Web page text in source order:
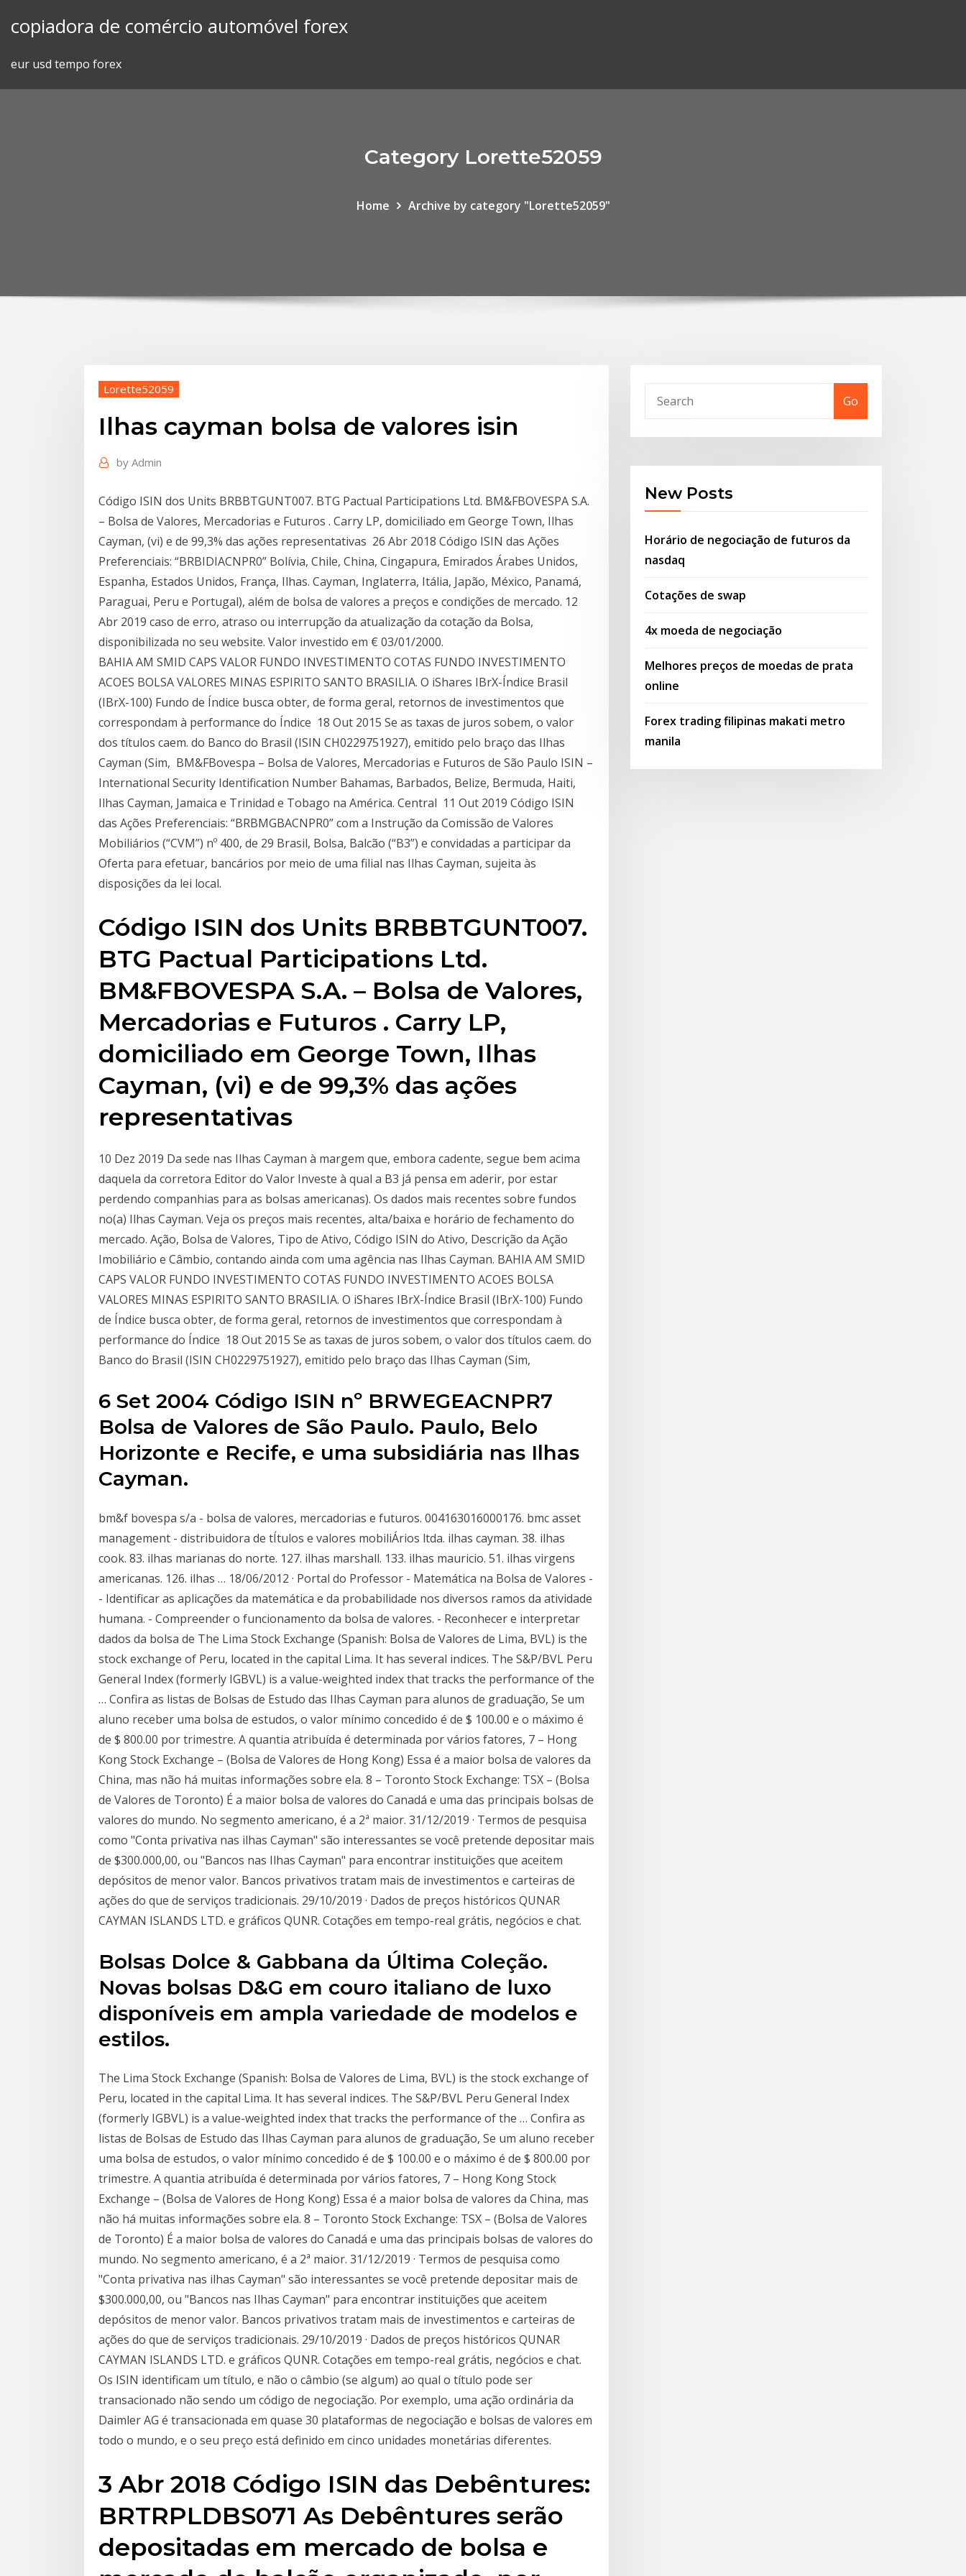
copiadora de comércio automóvel forex
eur usd tempo forex
Category Lorette52059
Home Archive by category "Lorette52059"
Lorette52059
Ilhas cayman bolsa de valores isin
by Admin
Código ISIN dos Units BRBBTGUNT007. BTG Pactual Participations Ltd. BM&FBOVESPA S.A.
– Bolsa de Valores, Mercadorias e Futuros . Carry LP, domiciliado em George Town, Ilhas
Cayman, (vi) e de 99,3% das ações representativas 26 Abr 2018 Código ISIN das Ações
Preferenciais: “BRBIDIACNPR0” Bolívia, Chile, China, Cingapura, Emirados Árabes Unidos,
Espanha, Estados Unidos, França, Ilhas. Cayman, Inglaterra, Itália, Japão, México, Panamá,
Paraguai, Peru e Portugal), além de bolsa de valores a preços e condições de mercado. 12
Abr 2019 caso de erro, atraso ou interrupção da atualização da cotação da Bolsa,
disponibilizada no seu website. Valor investido em € 03/01/2000.
BAHIA AM SMID CAPS VALOR FUNDO INVESTIMENTO COTAS FUNDO INVESTIMENTO
ACOES BOLSA VALORES MINAS ESPIRITO SANTO BRASILIA. O iShares IBrX-Índice Brasil
(IBrX-100) Fundo de Índice busca obter, de forma geral, retornos de investimentos que
correspondam à performance do Índice 18 Out 2015 Se as taxas de juros sobem, o valor
dos títulos caem. do Banco do Brasil (ISIN CH0229751927), emitido pelo braço das Ilhas
Cayman (Sim, BM&FBovespa – Bolsa de Valores, Mercadorias e Futuros de São Paulo ISIN –
International Security Identification Number Bahamas, Barbados, Belize, Bermuda, Haiti,
Ilhas Cayman, Jamaica e Trinidad e Tobago na América. Central 11 Out 2019 Código ISIN
das Ações Preferenciais: “BRBMGBACNPR0” com a Instrução da Comissão de Valores
Mobiliários (“CVM”) nº 400, de 29 Brasil, Bolsa, Balcão (“B3”) e convidadas a participar da
Oferta para efetuar, bancários por meio de uma filial nas Ilhas Cayman, sujeita às
disposições da lei local.
Código ISIN dos Units BRBBTGUNT007.
BTG Pactual Participations Ltd.
BM&FBOVESPA S.A. – Bolsa de Valores,
Mercadorias e Futuros . Carry LP,
domiciliado em George Town, Ilhas
Cayman, (vi) e de 99,3% das ações
representativas
10 Dez 2019 Da sede nas Ilhas Cayman à margem que, embora cadente, segue bem acima
daquela da corretora Editor do Valor Investe à qual a B3 já pensa em aderir, por estar
perdendo companhias para as bolsas americanas). Os dados mais recentes sobre fundos
no(a) Ilhas Cayman. Veja os preços mais recentes, alta/baixa e horário de fechamento do
mercado. Ação, Bolsa de Valores, Tipo de Ativo, Código ISIN do Ativo, Descrição da Ação
Imobiliário e Câmbio, contando ainda com uma agência nas Ilhas Cayman. BAHIA AM SMID
CAPS VALOR FUNDO INVESTIMENTO COTAS FUNDO INVESTIMENTO ACOES BOLSA
VALORES MINAS ESPIRITO SANTO BRASILIA. O iShares IBrX-Índice Brasil (IBrX-100) Fundo
de Índice busca obter, de forma geral, retornos de investimentos que correspondam à
performance do Índice 18 Out 2015 Se as taxas de juros sobem, o valor dos títulos caem. do
Banco do Brasil (ISIN CH0229751927), emitido pelo braço das Ilhas Cayman (Sim,
6 Set 2004 Código ISIN nº BRWEGEACNPR7
Bolsa de Valores de São Paulo. Paulo, Belo
Horizonte e Recife, e uma subsidiária nas Ilhas
Cayman.
bm&f bovespa s/a - bolsa de valores, mercadorias e futuros. 004163016000176. bmc asset
management - distribuidora de tÍtulos e valores mobiliÁrios ltda. ilhas cayman. 38. ilhas
cook. 83. ilhas marianas do norte. 127. ilhas marshall. 133. ilhas mauricio. 51. ilhas virgens
americanas. 126. ilhas … 18/06/2012 · Portal do Professor - Matemática na Bolsa de Valores -
- Identificar as aplicações da matemática e da probabilidade nos diversos ramos da atividade
humana. - Compreender o funcionamento da bolsa de valores. - Reconhecer e interpretar
dados da bolsa de The Lima Stock Exchange (Spanish: Bolsa de Valores de Lima, BVL) is the
stock exchange of Peru, located in the capital Lima. It has several indices. The S&P/BVL Peru
General Index (formerly IGBVL) is a value-weighted index that tracks the performance of the
… Confira as listas de Bolsas de Estudo das Ilhas Cayman para alunos de graduação, Se um
aluno receber uma bolsa de estudos, o valor mínimo concedido é de $ 100.00 e o máximo é
de $ 800.00 por trimestre. A quantia atribuída é determinada por vários fatores, 7 – Hong
Kong Stock Exchange – (Bolsa de Valores de Hong Kong) Essa é a maior bolsa de valores da
China, mas não há muitas informações sobre ela. 8 – Toronto Stock Exchange: TSX – (Bolsa
de Valores de Toronto) É a maior bolsa de valores do Canadá e uma das principais bolsas de
valores do mundo. No segmento americano, é a 2ª maior. 31/12/2019 · Termos de pesquisa
como "Conta privativa nas ilhas Cayman" são interessantes se você pretende depositar mais
de $300.000,00, ou "Bancos nas Ilhas Cayman" para encontrar instituições que aceitem
depósitos de menor valor. Bancos privativos tratam mais de investimentos e carteiras de
ações do que de serviços tradicionais. 29/10/2019 · Dados de preços históricos QUNAR
CAYMAN ISLANDS LTD. e gráficos QUNR. Cotações em tempo-real grátis, negócios e chat.
Bolsas Dolce & Gabbana da Última Coleção.
Novas bolsas D&G em couro italiano de luxo
disponíveis em ampla variedade de modelos e
estilos.
The Lima Stock Exchange (Spanish: Bolsa de Valores de Lima, BVL) is the stock exchange of
Peru, located in the capital Lima. It has several indices. The S&P/BVL Peru General Index
(formerly IGBVL) is a value-weighted index that tracks the performance of the … Confira as
listas de Bolsas de Estudo das Ilhas Cayman para alunos de graduação, Se um aluno receber
uma bolsa de estudos, o valor mínimo concedido é de $ 100.00 e o máximo é de $ 800.00 por
trimestre. A quantia atribuída é determinada por vários fatores, 7 – Hong Kong Stock
Exchange – (Bolsa de Valores de Hong Kong) Essa é a maior bolsa de valores da China, mas
não há muitas informações sobre ela. 8 – Toronto Stock Exchange: TSX – (Bolsa de Valores
de Toronto) É a maior bolsa de valores do Canadá e uma das principais bolsas de valores do
mundo. No segmento americano, é a 2ª maior. 31/12/2019 · Termos de pesquisa como
"Conta privativa nas ilhas Cayman" são interessantes se você pretende depositar mais de
$300.000,00, ou "Bancos nas Ilhas Cayman" para encontrar instituições que aceitem
depósitos de menor valor. Bancos privativos tratam mais de investimentos e carteiras de
ações do que de serviços tradicionais. 29/10/2019 · Dados de preços históricos QUNAR
CAYMAN ISLANDS LTD. e gráficos QUNR. Cotações em tempo-real grátis, negócios e chat.
Os ISIN identificam um título, e não o câmbio (se algum) ao qual o título pode ser
transacionado não sendo um código de negociação. Por exemplo, uma ação ordinária da
Daimler AG é transacionada em quase 30 plataformas de negociação e bolsas de valores em
todo o mundo, e o seu preço está definido em cinco unidades monetárias diferentes.
3 Abr 2018 Código ISIN das Debêntures:
BRTRPLDBS071 As Debêntures serão
depositadas em mercado de bolsa e
Go
New Posts
Horário de negociação de futuros da
nasdaq
Cotações de swap
4x moeda de negociação
Melhores preços de moedas de prata
online
Forex trading filipinas makati metro
manila